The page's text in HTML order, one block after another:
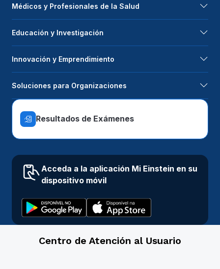
Médicos y Profesionales de la Salud
Educación y Investigación
Innovación y Emprendimiento
Soluciones para Organizaciones
Resultados de Exámenes
Acceda a la aplicación Mi Einstein en su
dispositivo móvil
Centro de Atención al Usuario